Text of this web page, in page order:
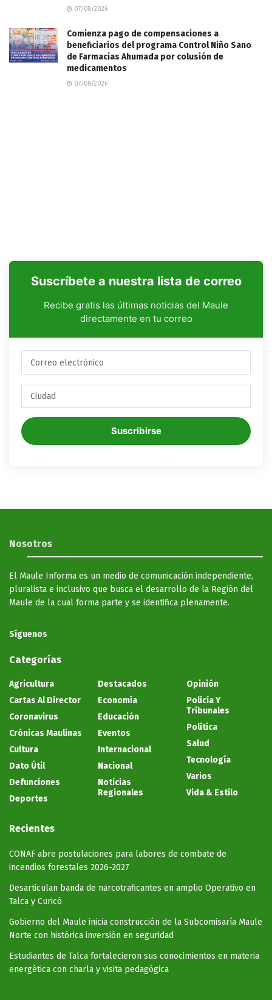
07/08/2026
Comienza pago de compensaciones a
beneficiarios del programa Control Niño Sano
de Farmacias Ahumada por colusión de
medicamentos
07/08/2026
Suscríbete a nuestra lista de correo
Recibe gratis las últimas noticias del Maule
directamente en tu correo
Suscribirse
Nosotros
El Maule Informa es un medio de comunicación independiente,
pluralista e inclusivo que busca el desarrollo de la Región del
Maule de la cual forma parte y se identifica plenamente.
Síguenos
Categorías
Agricultura
Cartas Al Director
Coronavirus
Crónicas Maulinas
Cultura
Dato Útil
Defunciones
Deportes
Destacados
Economía
Educación
Eventos
Internacional
Nacional
Noticias
Regionales
Opinión
Policía Y
Tribunales
Política
Salud
Tecnología
Varios
Vida & Estilo
Recientes
CONAF abre postulaciones para labores de combate de
incendios forestales 2026-2027
Desarticulan banda de narcotraficantes en amplio Operativo en
Talca y Curicó
Gobierno del Maule inicia construcción de la Subcomisaría Maule
Norte con histórica inversión en seguridad
Estudiantes de Talca fortalecieron sus conocimientos en materia
energética con charla y visita pedagógica